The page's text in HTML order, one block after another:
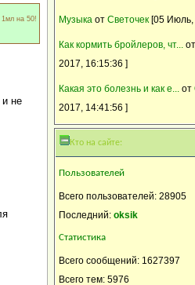
1мл на 50!
и не
Музыка от Светочек [05 Июль,
Как кормить бройлеров, чт... от
2017, 16:15:36 ]
Какая это болезнь и как е... от
2017, 14:41:56 ]
Кто на сайте:
Пользователей
Всего пользователей: 28905
Последний: oksik
Статистика
Всего сообщений: 1627397
Всего тем: 5976